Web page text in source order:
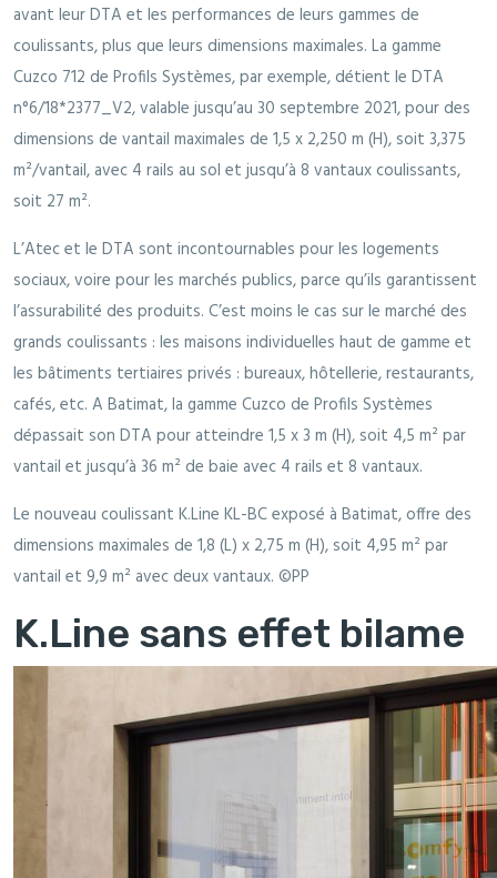
avant leur DTA et les performances de leurs gammes de
coulissants, plus que leurs dimensions maximales. La gamme
Cuzco 712 de Profils Systèmes, par exemple, détient le DTA
n°6/18*2377_V2, valable jusqu’au 30 septembre 2021, pour des
dimensions de vantail maximales de 1,5 x 2,250 m (H), soit 3,375
m²/vantail, avec 4 rails au sol et jusqu’à 8 vantaux coulissants,
soit 27 m².
L’Atec et le DTA sont incontournables pour les logements
sociaux, voire pour les marchés publics, parce qu’ils garantissent
l’assurabilité des produits. C’est moins le cas sur le marché des
grands coulissants : les maisons individuelles haut de gamme et
les bâtiments tertiaires privés : bureaux, hôtellerie, restaurants,
cafés, etc. A Batimat, la gamme Cuzco de Profils Systèmes
dépassait son DTA pour atteindre 1,5 x 3 m (H), soit 4,5 m² par
vantail et jusqu’à 36 m² de baie avec 4 rails et 8 vantaux.
Le nouveau coulissant K.Line KL-BC exposé à Batimat, offre des
dimensions maximales de 1,8 (L) x 2,75 m (H), soit 4,95 m² par
vantail et 9,9 m² avec deux vantaux. ©PP
K.Line sans effet bilame